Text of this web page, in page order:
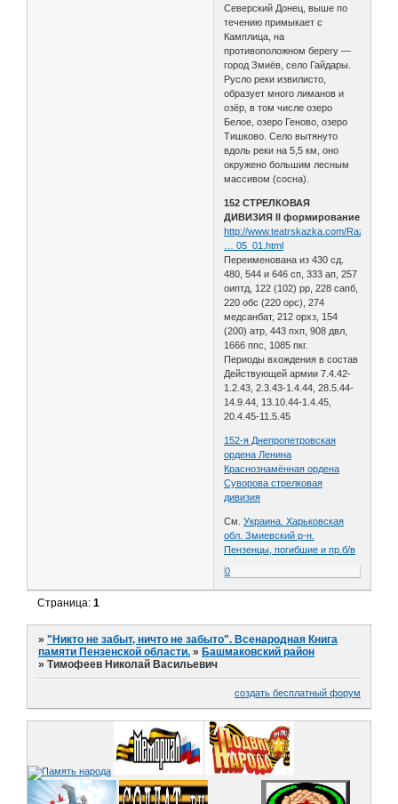
Северский Донец, выше по
течению примыкает с
Камплица, на
противоположном берегу —
город Змиёв, село Гайдары.
Русло реки извилисто,
образует много лиманов и
озёр, в том числе озеро
Белое, озеро Геново, озеро
Тишково. Село вытянуто
вдоль реки на 5,5 км, оно
окружено большим лесным
массивом (сосна).
152 СТРЕЛКОВАЯ
ДИВИЗИЯ II формирование
http://www.teatrskazka.com/Raznoe/
… 05_01.html
Переименована из 430 сд.
480, 544 и 646 сп, 333 ап, 257
оиптд, 122 (102) рр, 228 сапб,
220 обс (220 орс), 274
медсанбат, 212 орхз, 154
(200) атр, 443 пхп, 908 двл,
1666 ппс, 1085 пкг.
Периоды вхождения в состав
Действующей армии 7.4.42-
1.2.43, 2.3.43-1.4.44, 28.5.44-
14.9.44, 13.10.44-1.4.45,
20.4.45-11.5.45
152-я Днепропетровская
ордена Ленина
Краснознамённая ордена
Суворова стрелковая
дивизия
См.Украина. Харьковская
обл. Змиевский р-н.
Пензенцы, погибшие и пр.б/в
0
Страница:1
»"Никто не забыт, ничто не забыто". Всенародная Книга
памяти Пензенской области. » Башмаковский район
»Тимофеев Николай Васильевич
создать бесплатный форум